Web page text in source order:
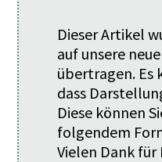
Dieser Artikel
auf unsere
übertragen. Es
dass
Diese können
folgendem
Vielen Dank für